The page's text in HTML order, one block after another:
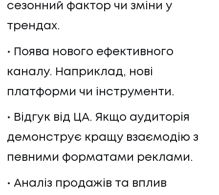
сезонний фактор чи зміни у
трендах.
Поява нового ефективного
каналу. Наприклад, нові
платформи чи інструменти.
Відгук від ЦА. Якщо аудиторія
демонструє кращу взаємодію з
певними форматами реклами.
Аналіз продажів та вплив